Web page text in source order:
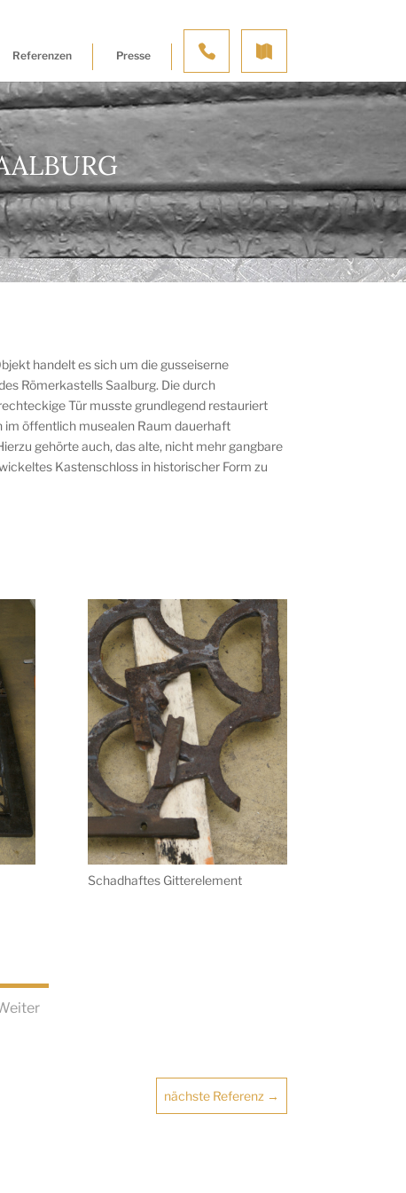
Referenzen Presse
handelt es sich um die gusseiserne
Römerkastells Saalburg. Die durch
Tür musste grundlegend restauriert
im öffentlich musealen Raum dauerhaft
gehörte auch, das alte, nicht mehr gangbare
Kastenschloss in historischer Form zu
Schadhaftes Gitterelement
nächste Referenz →